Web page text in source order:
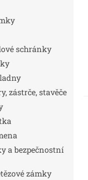
schránky
zástrče, stavěče
a bezpečnostní
zámky